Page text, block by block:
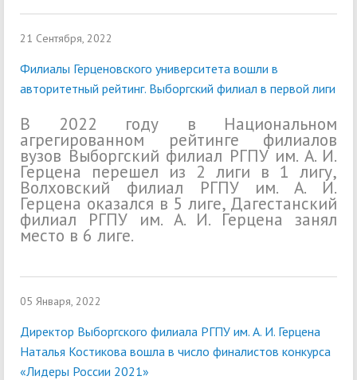
21 Сентября, 2022
Филиалы Герценовского университета вошли в
авторитетный рейтинг. Выборгский филиал в первой лиги
В 2022 году в Национальном
агрегированном рейтинге филиалов
вузов Выборгский филиал РГПУ им. А. И.
Герцена перешел из 2 лиги в 1 лигу,
Волховский филиал РГПУ им. А. И.
Герцена оказался в 5 лиге, Дагестанский
филиал РГПУ им. А. И. Герцена занял
место в 6 лиге.
05 Января, 2022
Директор Выборгского филиала РГПУ им. А. И. Герцена
Наталья Костикова вошла в число финалистов конкурса
«Лидеры России 2021»